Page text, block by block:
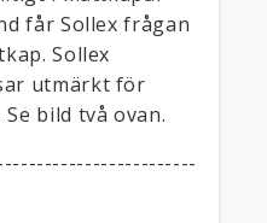
får Sollex frågan
Sollex
utmärkt för
bild två ovan.